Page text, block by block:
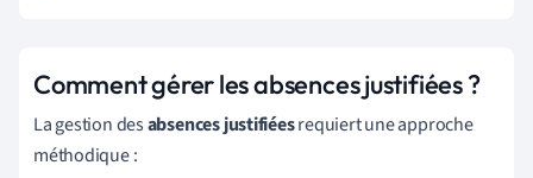
Comment gérer les absences justifiées ?
La gestion desabsences justifiéesrequiert une approche
méthodique :